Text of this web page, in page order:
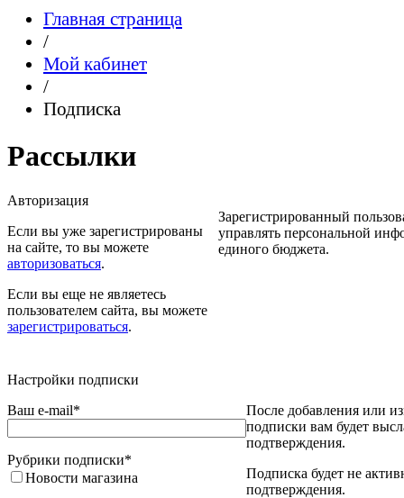
Главная страница
/
Мой кабинет
/
Подписка
Рассылки
Авторизация
Если вы уже зарегистрированы
на сайте, то вы можете
авторизоваться.
Если вы еще не являетесь
пользователем сайта, вы можете
зарегистрироваться.
Зарегистрированный
управлять персональной
единого бюджета.
Настройки подписки
Ваш e-mail*
Рубрики подписки*
Новости магазина
После добавления или
подписки вам будет
подтверждения.
Подписка будет не
подтверждения.